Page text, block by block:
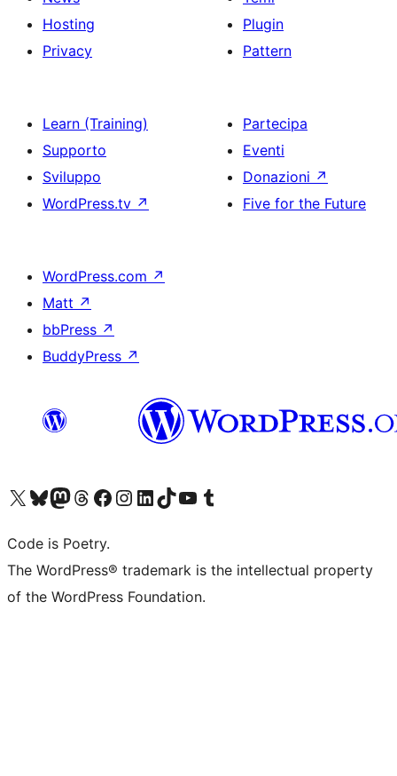
Hosting
Privacy
Plugin
Pattern
Learn (Training)
Supporto
Sviluppo
WordPress.tv ↗
Partecipa
Eventi
Donazioni ↗
Five for the Future
WordPress.com ↗
Matt ↗
bbPress ↗
BuddyPress ↗
Visita il nostro account X (ex Twitter)
Visita il nostro account Bluesky
Visita il nostro account Mastodon
Visita il nostro account Threads
Visita la nostra pagina Facebook
Visita il nostro account Instagram
Visita il nostro account LinkedIn
Visita il nostro account TikTok
Visita il nostro canale YouTube
Visita il nostro account Tumblr
Code is Poetry.
The WordPress® trademark is the intellectual property
of the WordPress Foundation.